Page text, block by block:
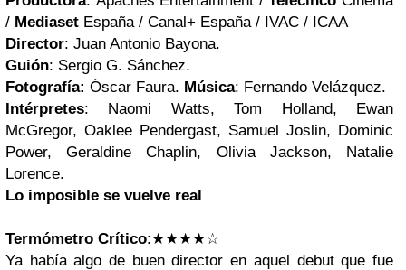
/ Mediaset España / Canal+ España / IVAC / ICAA
Director: Juan Antonio Bayona.
Guión: Sergio G. Sánchez.
Fotografía: Óscar Faura. Música: Fernando Velázquez.
Intérpretes: Naomi Watts, Tom Holland, Ewan
McGregor, Oaklee Pendergast, Samuel Joslin, Dominic
Power, Geraldine Chaplin, Olivia Jackson, Natalie
Lorence.
Lo imposible se vuelve real
Termómetro Crítico:★★★★☆
Ya había algo de buen director en aquel debut que fue